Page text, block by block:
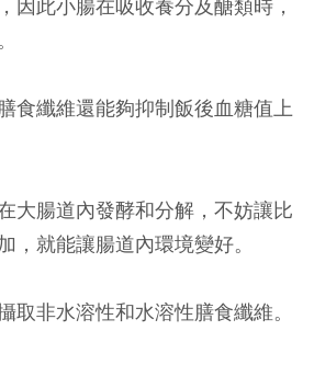
因此小腸在吸收養分及醣類時，
食纖維還能夠抑制飯後血糖值上
大腸道內發酵和分解，不妨讓比
，就能讓腸道內環境變好。
取非水溶性和水溶性膳食纖維。